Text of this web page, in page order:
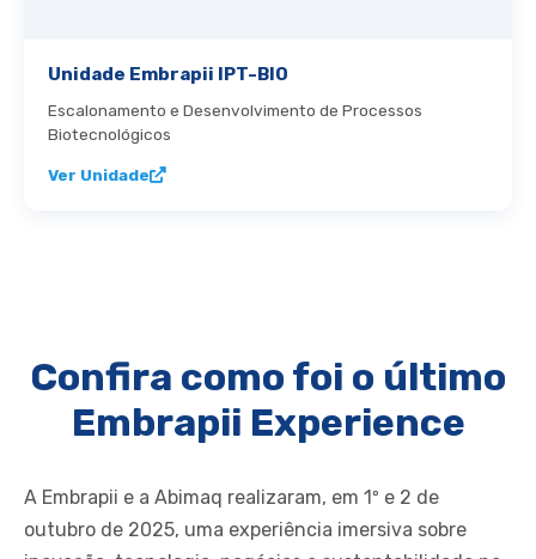
Unidade Embrapii IPT-BIO
Escalonamento e Desenvolvimento de Processos
Biotecnológicos
Ver Unidade
Confira como foi o último
Embrapii Experience
A Embrapii e a Abimaq realizaram, em 1º e 2 de
outubro de 2025, uma experiência imersiva sobre